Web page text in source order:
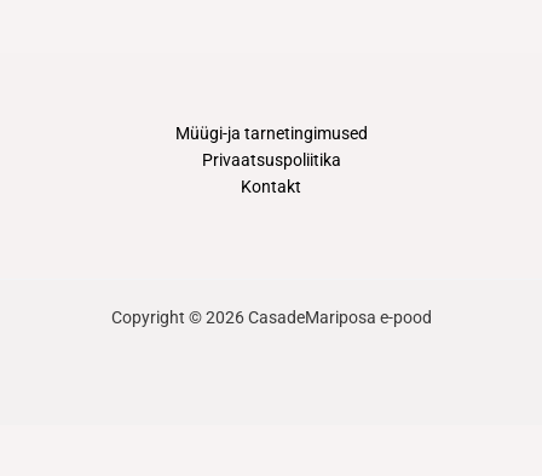
Müügi-ja tarnetingimused
Privaatsuspoliitika
Kontakt
Copyright © 2026 CasadeMariposa e-pood